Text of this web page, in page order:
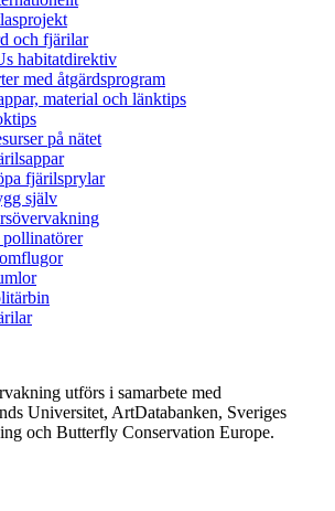
och fjärilar
habitatdirektiv
med åtgärdsprogram
material och länktips
på nätet
fjärilsprylar
själv
pollinatörer
utförs i samarbete med
Universitet, ArtDatabanken, Sveriges
och Butterfly Conservation Europe.